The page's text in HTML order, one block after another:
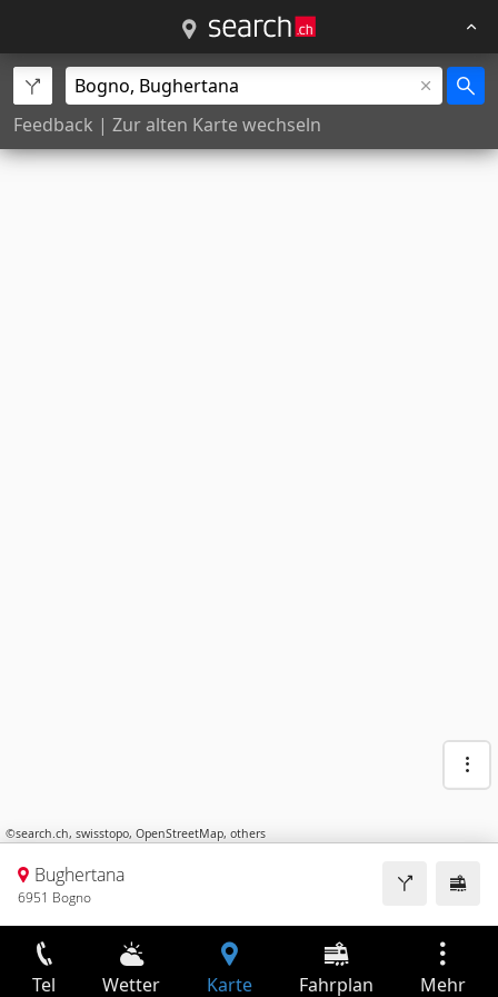
Feedback | Zur alten Karte wechseln
©search.ch, swisstopo, OpenStreetMap, others
Bughertana
6951 Bogno
Tel Wetter Karte Fahrplan Mehr